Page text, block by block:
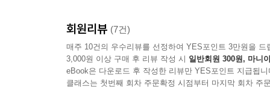
중간 목표를 세우면 매일이 충실해진다
반복되는 매일도 충분히 음미하면 나쁘지 않다
STEP 6. 인생을 음미한다
해야 할 일이 끝나면 의식적으로 기뻐해 주세요.
기뻐할 줄 모릅니다. 꽤 큰일을 해내고도 여전히
‘이런 건 누구나 할 수 있어.’
시간만큼 사람들에게 소중한 것은 없을 것이다.
하루 24시간을 남보다 더 알차게 쓰고, 더 효율적
하루하루를 살아가는 현대인에게는 달성하기 어
회원리뷰 (7건)
매주 10건의 우수리뷰를 선정하여 YES포인트 3만원을 드
3,000원 이상 구매 후 리뷰 작성 시 일반회원 300원, 마니
eBook은 다운로드 후 작성한 리뷰만 YES포인트 지급됩니
클래스는 첫번째 회차 주문확정 시점부터 마지막 회차 주